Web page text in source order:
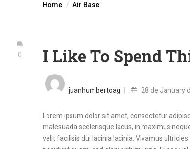
Home Air Base
0 I Like To Spend
juanhumbertoag
on
28 de January
Lorem ipsum dolor sit amet, consectetur
malesuada scelerisque lacus, in maximus
velit facilisis dui lacinia lacinia. Vivamus